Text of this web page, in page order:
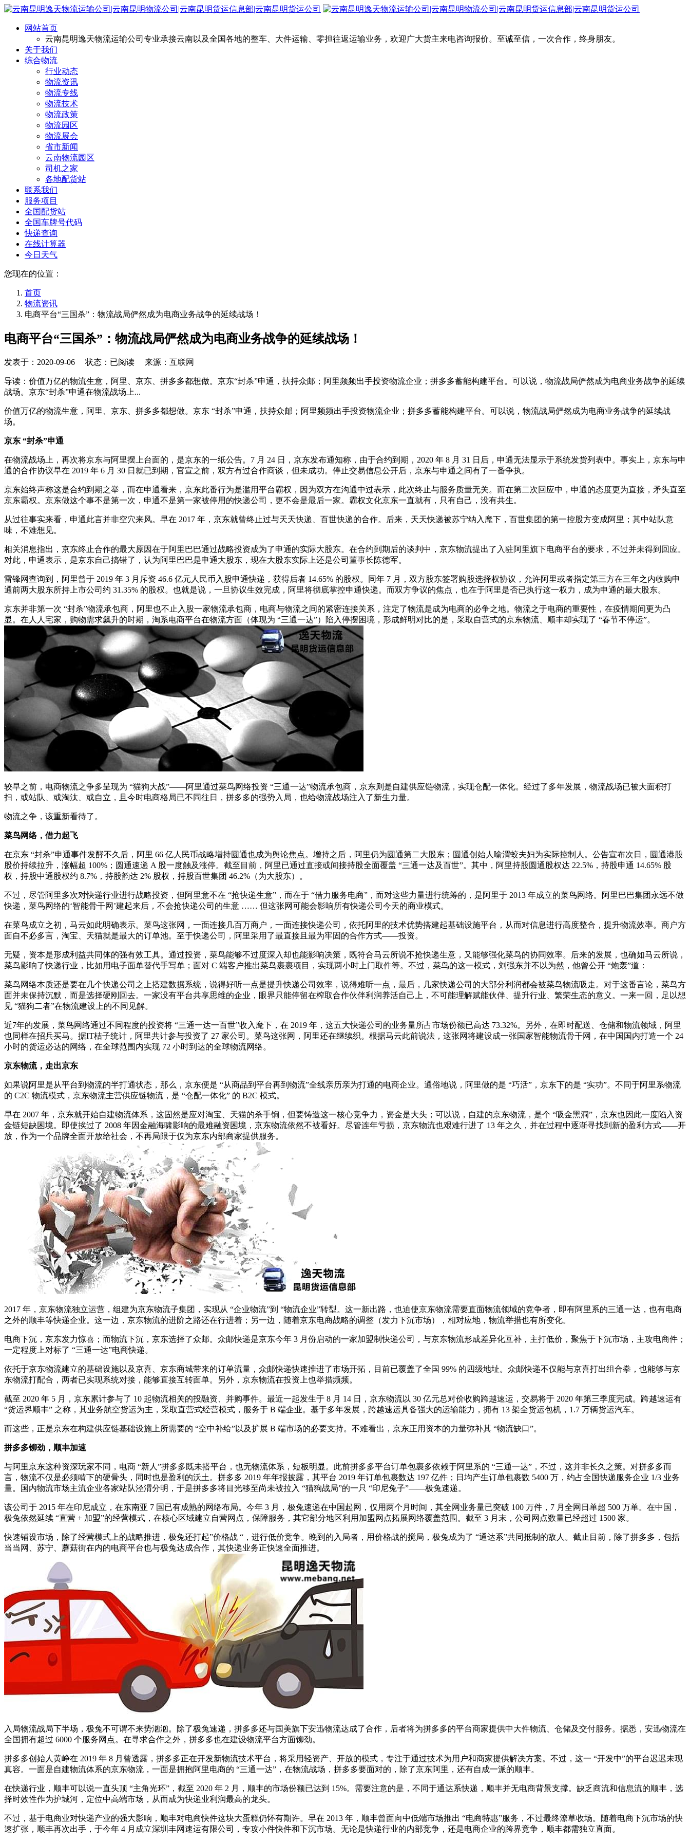
网站首页
云南昆明逸天物流运输公司专业承接云南以及全国各地的整车、大件运输、零担往返运输业务，欢迎广大货主来电咨询报价。至诚至信，一次合作，终身朋友。
关于我们
综合物流
行业动态
物流资讯
物流专线
物流技术
物流政策
物流园区
物流展会
省市新闻
云南物流园区
司机之家
各地配货站
联系我们
服务项目
全国配货站
全国车牌号代码
快递查询
在线计算器
今日天气
您现在的位置：
首页
物流资讯
电商平台“三国杀”：物流战局俨然成为电商业务战争的延续战场！
电商平台“三国杀”：物流战局俨然成为电商业务战争的延续战场！
发表于： 2020-09-06 状态：已阅读 来源：互联网
导读：价值万亿的物流生意，阿里、京东、拼多多都想做。京东“封杀”申通，扶持众邮；阿里频频出手投资物流企业；拼多多蓄能构建平台。可以说，物流战局俨然成为电商业务战争的延续
战场。京东“封杀”申通在物流战场上...
价值万亿的物流生意，阿里、京东、拼多多都想做。京东 “封杀”申通，扶持众邮；阿里频频出手投资物流企业；拼多多蓄能构建平台。可以说，物流战局俨然成为电商业务战争的延续战
场。
京东 “封杀”申通
在物流战场上，再次将京东与阿里摆上台面的，是京东的一纸公告。7 月 24 日，京东发布通知称，由于合约到期，2020 年 8 月 31 日后，申通无法显示于系统发货列表中。事实上，京东与申
通的合作协议早在 2019 年 6 月 30 日就已到期，官宣之前，双方有过合作商谈，但未成功。停止交易信息公开后，京东与申通之间有了一番争执。
京东始终声称这是合约到期之举，而在申通看来，京东此番行为是滥用平台霸权，因为双方在沟通中过表示，此次终止与服务质量无关。而在第二次回应中，申通的态度更为直接，矛头直至
京东霸权。京东做这个事不是第一次，申通不是第一家被停用的快递公司，更不会是最后一家。霸权文化京东一直就有，只有自己，没有共生。
从过往事实来看，申通此言并非空穴来风。早在 2017 年，京东就曾终止过与天天快递、百世快递的合作。后来，天天快递被苏宁纳入麾下，百世集团的第一控股方变成阿里；其中站队意
味，不难想见。
相关消息指出，京东终止合作的最大原因在于阿里巴巴通过战略投资成为了申通的实际大股东。在合约到期后的谈判中，京东物流提出了入驻阿里旗下电商平台的要求，不过并未得到回应。
对此，申通表示，是京东自己搞错了，认为阿里巴巴是申通大股东，现在大股东实际上还是公司董事长陈德军。
雷锋网查询到，阿里曾于 2019 年 3 月斥资 46.6 亿元人民币入股申通快递，获得后者 14.65% 的股权。同年 7 月，双方股东签署购股选择权协议，允许阿里或者指定第三方在三年之内收购申
通前两大股东所持上市公司约 31.35% 的股权。也就是说，一旦协议生效完成，阿里将彻底掌控申通快递。而双方争议的焦点，也在于阿里是否已执行这一权力，成为申通的最大股东。
京东并非第一次 “封杀”物流承包商，阿里也不止入股一家物流承包商，电商与物流之间的紧密连接关系，注定了物流是成为电商的必争之地。物流之于电商的重要性，在疫情期间更为凸
显。在人人宅家，购物需求飙升的时期，淘系电商平台在物流方面（体现为 “三通一达”）陷入停摆困境，形成鲜明对比的是，采取自营式的京东物流、顺丰却实现了 “春节不停运”。
较早之前，电商物流之争多呈现为 “猫狗大战”——阿里通过菜鸟网络投资 “三通一达”物流承包商，京东则是自建供应链物流，实现仓配一体化。经过了多年发展，物流战场已被大面积打
扫，或站队、或淘汰、或自立，且今时电商格局已不同往日，拼多多的强势入局，也给物流战场注入了新生力量。
物流之争，该重新看待了。
菜鸟网络，借力起飞
在京东 “封杀”申通事件发酵不久后，阿里 66 亿人民币战略增持圆通也成为舆论焦点。增持之后，阿里仍为圆通第二大股东；圆通创始人喻渭蛟夫妇为实际控制人。公告宣布次日，圆通港股
股价持续拉升，涨幅超 100%；圆通速递 A 股一度触及涨停。截至目前，阿里已通过直接或间接持股全面覆盖 “三通一达及百世”。其中，阿里持股圆通股权达 22.5%，持股申通 14.65% 股
权，持股中通股权约 8.7%，持股韵达 2% 股权，持股百世集团 46.2%（为大股东）。
不过，尽管阿里多次对快递行业进行战略投资，但阿里意不在 “抢快递生意”，而在于 “借力服务电商”，而对这些力量进行统筹的，是阿里于 2013 年成立的菜鸟网络。阿里巴巴集团永远不做
快递，菜鸟网络的‘智能骨干网’建起来后，不会抢快递公司的生意 …… 但这张网可能会影响所有快递公司今天的商业模式。
在菜鸟成立之初，马云如此明确表示。菜鸟这张网，一面连接几百万商户，一面连接快递公司，依托阿里的技术优势搭建起基础设施平台，从而对信息进行高度整合，提升物流效率。商户方
面自不必多言，淘宝、天猫就是最大的订单池。至于快递公司，阿里采用了最直接且最为牢固的合作方式——投资。
无疑，资本是形成利益共同体的强有效工具。通过投资，菜鸟能够不过度深入却也能影响决策，既符合马云所说不抢快递生意，又能够强化菜鸟的协同效率。后来的发展，也确如马云所说，
菜鸟影响了快递行业，比如用电子面单替代手写单；面对 C 端客户推出菜鸟裹裹项目，实现两小时上门取件等。不过，菜鸟的这一模式，刘强东并不以为然，他曾公开 “炮轰”道：
菜鸟网络本质还是要在几个快递公司之上搭建数据系统，说得好听一点是提升快递公司效率，说得难听一点，最后，几家快递公司的大部分利润都会被菜鸟物流吸走。对于这番言论，菜鸟方
面并未保持沉默，而是选择硬刚回去。一家没有平台共享思维的企业，眼界只能停留在榨取合作伙伴利润养活自己上，不可能理解赋能伙伴、提升行业、繁荣生态的意义。一来一回，足以想
见 “猫狗二者”在物流建设上的不同见解。
近7年的发展，菜鸟网络通过不同程度的投资将 “三通一达一百世”收入麾下，在 2019 年，这五大快递公司的业务量所占市场份额已高达 73.32%。另外，在即时配送、仓储和物流领域，阿里
也同样在招兵买马。据IT桔子统计，阿里共计参与投资了 27 家公司。菜鸟这张网，阿里还在继续织。根据马云此前说法，这张网将建设成一张国家智能物流骨干网，在中国国内打造一个 24
小时的货运必达的网络，在全球范围内实现 72 小时到达的全球物流网络。
京东物流，走出京东
如果说阿里是从平台到物流的半打通状态，那么，京东便是 “从商品到平台再到物流”全线亲历亲为打通的电商企业。通俗地说，阿里做的是 “巧活”，京东下的是 “实功”。不同于阿里系物流
的 C2C 物流模式，京东物流主营供应链物流，是 “仓配一体化” 的 B2C 模式。
早在 2007 年，京东就开始自建物流体系，这固然是应对淘宝、天猫的杀手锏，但要铸造这一核心竞争力，资金是大头；可以说，自建的京东物流，是个 “吸金黑洞”，京东也因此一度陷入资
金链短缺困境。即使挨过了 2008 年因金融海啸影响的最难融资困境，京东物流依然不被看好。尽管连年亏损，京东物流也艰难行进了 13 年之久，并在过程中逐渐寻找到新的盈利方式——开
放，作为一个品牌全面开放给社会，不再局限于仅为京东内部商家提供服务。
2017 年，京东物流独立运营，组建为京东物流子集团，实现从 “企业物流”到 “物流企业”转型。这一新出路，也迫使京东物流需要直面物流领域的竞争者，即有阿里系的三通一达，也有电商
之外的顺丰等快递企业。这一边，京东物流的进阶之路还在行进着；另一边，随着京东电商战略的调整（发力下沉市场），相对应地，物流举措也有所变化。
电商下沉，京东发力惊喜；而物流下沉，京东选择了众邮。众邮快递是京东今年 3 月份启动的一家加盟制快递公司，与京东物流形成差异化互补，主打低价，聚焦于下沉市场，主攻电商件；
一定程度上对标了 “三通一达”电商快递。
依托于京东物流建立的基础设施以及京喜、京东商城带来的订单流量，众邮快递快速推进了市场开拓，目前已覆盖了全国 99% 的四级地址。众邮快递不仅能与京喜打出组合拳，也能够与京
东物流打配合，两者已实现系统对接，能够直接互转面单。另外，京东物流在投资上也举措频频。
截至 2020 年 5 月，京东累计参与了 10 起物流相关的投融资、并购事件。最近一起发生于 8 月 14 日，京东物流以 30 亿元总对价收购跨越速运，交易将于 2020 年第三季度完成。跨越速运有
“货运界顺丰” 之称，其业务航空货运为主，采取直营式经营模式，服务于 B 端企业。基于多年发展，跨越速运具备强大的运输能力，拥有 13 架全货运包机，1.7 万辆货运汽车。
而这些，正是京东在构建供应链基础设施上所需要的 “空中补给”以及扩展 B 端市场的必要支持。不难看出，京东正用资本的力量弥补其 “物流缺口”。
拼多多铆劲，顺丰加速
与阿里京东这种资深玩家不同，电商 “新人”拼多多既未搭平台，也无物流体系，短板明显。此前拼多多平台订单包裹多依赖于阿里系的 “三通一达”，不过，这并非长久之策。对拼多多而
言，物流不仅是必须啃下的硬骨头，同时也是盈利的沃土。拼多多 2019 年年报披露，其平台 2019 年订单包裹数达 197 亿件；日均产生订单包裹数 5400 万，约占全国快递服务企业 1/3 业务
量。国内物流市场主流企业各家站队泾渭分明，于是拼多多将目光移至尚未被拉入 “猫狗战局”的一只 “印尼兔子”——极兔速递。
该公司于 2015 年在印尼成立，在东南亚 7 国已有成熟的网络布局。今年 3 月，极兔速递在中国起网，仅用两个月时间，其全网业务量已突破 100 万件，7 月全网日单超 500 万单。在中国，
极兔依然延续 “直营 + 加盟”的经营模式，在核心区域建立自营网点，保障服务，其它部分地区利用加盟网点拓展网络覆盖范围。截至 3 月末，公司网点数量已经超过 1500 家。
快速铺设市场，除了经营模式上的战略推进，极兔还打起”价格战 “，进行低价竞争。晚到的入局者，用价格战的搅局，极兔成为了 “通达系”共同抵制的敌人。截止目前，除了拼多多，包括
当当网、苏宁、蘑菇街在内的电商平台也与极兔达成合作，其快递业务正快速全面推进。
入局物流战局下半场，极兔不可谓不来势汹汹。除了极兔速递，拼多多还与国美旗下安迅物流达成了合作，后者将为拼多多的平台商家提供中大件物流、仓储及交付服务。据悉，安迅物流在
全国拥有超过 6000 个服务网点。在寻求合作之外，拼多多也在建设物流平台方面铆劲。
拼多多创始人黄峥在 2019 年 8 月曾透露，拼多多正在开发新物流技术平台，将采用轻资产、开放的模式，专注于通过技术为用户和商家提供解决方案。不过，这一 “开发中”的平台迟迟未现
真容。一面是自建物流体系的京东物流，一面是拥抱阿里电商的 “三通一达”，在物流战场，拼多多要面对的，除了京东阿里，还有自成一派的顺丰。
在快递行业，顺丰可以说一直头顶 “主角光环”，截至 2020 年 2 月，顺丰的市场份额已达到 15%。需要注意的是，不同于通达系快递，顺丰并无电商背景支撑。缺乏商流和信息流的顺丰，选
择时效性作为护城河，定位中高端市场，从而成为快递业利润最高的龙头。
不过，基于电商业对快递产业的强大影响，顺丰对电商快件这块大蛋糕仍怀有期许。早在 2013 年，顺丰曾面向中低端市场推出 “电商特惠”服务，不过最终潦草收场。随着电商下沉市场的快
速扩张，顺丰再次出手，于今年 4 月成立深圳丰网速运有限公司，专攻小件快件和下沉市场。无论是快递行业的内部竞争，还是电商企业的跨界竞争，顺丰都需独立直面。